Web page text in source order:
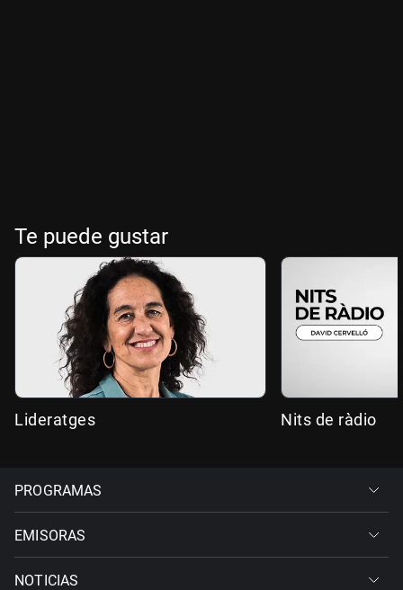
Te puede gustar
Lideratges Nits de ràdio
PROGRAMAS
EMISORAS
NOTICIAS